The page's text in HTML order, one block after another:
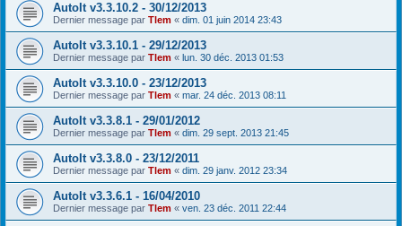
AutoIt v3.3.10.2 - 30/12/2013
Dernier message par Tlem « dim. 01 juin 2014 23:43
AutoIt v3.3.10.1 - 29/12/2013
Dernier message par Tlem « lun. 30 déc. 2013 01:53
AutoIt v3.3.10.0 - 23/12/2013
Dernier message par Tlem « mar. 24 déc. 2013 08:11
AutoIt v3.3.8.1 - 29/01/2012
Dernier message par Tlem « dim. 29 sept. 2013 21:45
AutoIt v3.3.8.0 - 23/12/2011
Dernier message par Tlem « dim. 29 janv. 2012 23:34
AutoIt v3.3.6.1 - 16/04/2010
Dernier message par Tlem « ven. 23 déc. 2011 22:44